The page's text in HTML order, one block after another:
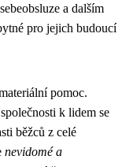
a dalším
pro jejich budoucí
pomoc.
k lidem se
běžců z celé
nevidomé a